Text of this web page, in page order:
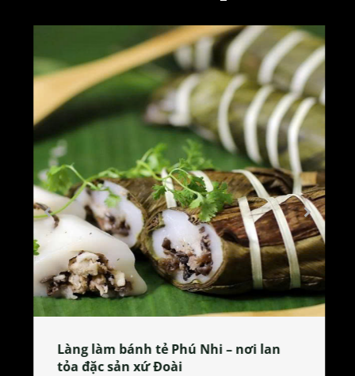
Làng làm bánh tẻ Phú Nhi – nơi lan
tỏa đặc sản xứ Đoài